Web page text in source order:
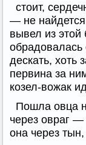
стоит,
— не
вывел из
обрадовалась
дескать, хоть
первина за
козел-вожак
Пошла овца
через овраг
она через